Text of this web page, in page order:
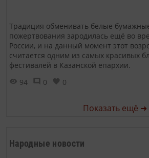
Традиция обменивать белые
пожертвования зародилась ещё во
России, и на данный момент этот
считается одним из самых красивых
фестивалей в Казанской епархии.
94
0 0
Показать ещё ➜
Народные новости